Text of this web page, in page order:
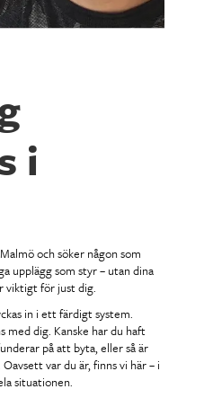
i
och söker någon som
upplägg som styr – utan dina
viktigt för just dig.
in i ett färdigt system.
med dig. Kanske har du haft
på att byta, eller så är
var du är, finns vi här – i
situationen.